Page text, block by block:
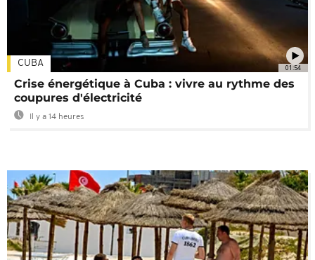
01:54
CUBA
Crise énergétique à Cuba : vivre au rythme des
coupures d'électricité
Il y a 14 heures